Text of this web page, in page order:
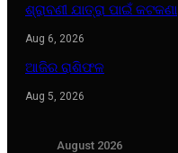
ଶ୍ରାବଣୀ ଯାତ୍ରା ପାଇଁ କଟକଣା
Aug 6, 2026
ଆଜିର ରାଶିଫଳ
Aug 5, 2026
August 2026